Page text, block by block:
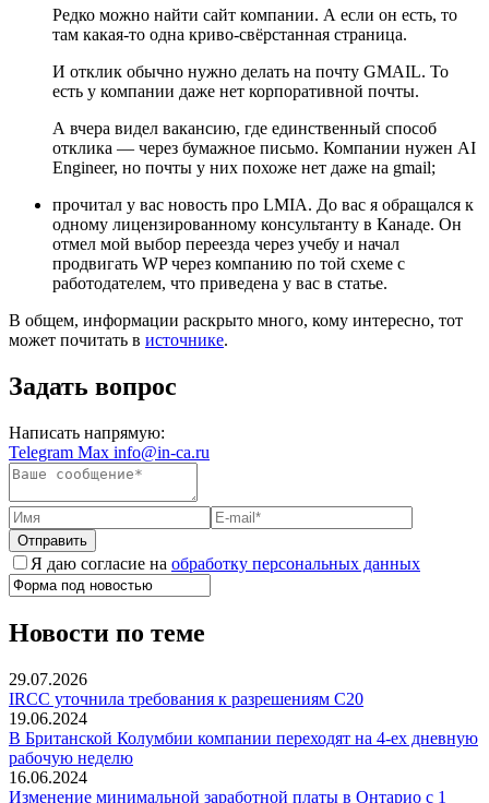
Редко можно найти сайт компании. А если он есть, то
там какая-то одна криво-свёрстанная страница.
И отклик обычно нужно делать на почту GMAIL. То
есть у компании даже нет корпоративной почты.
А вчера видел вакансию, где единственный способ
отклика — через бумажное письмо. Компании нужен AI
Engineer, но почты у них похоже нет даже на gmail;
прочитал у вас новость про LMIA. До вас я обращался к
одному лицензированному консультанту в Канаде. Он
отмел мой выбор переезда через учебу и начал
продвигать WP через компанию по той схеме с
работодателем, что приведена у вас в статье.
В общем, информации раскрыто много, кому интересно, тот
может почитать в источнике.
Задать вопрос
Написать напрямую:
Telegram Max info@in-ca.ru
Отправить
Я даю согласие на обработку персональных данных
Новости по теме
29.07.2026
IRCC уточнила требования к разрешениям C20
19.06.2024
В Британской Колумбии компании переходят на 4-ех дневную
рабочую неделю
16.06.2024
Изменение минимальной заработной платы в Онтарио с 1